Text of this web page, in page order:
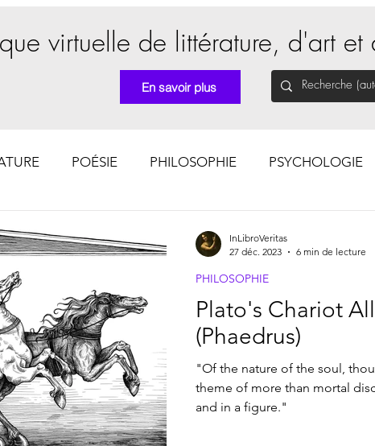
virtuelle de littérature, d'art et
En savoir plus
POÉSIE PHILOSOPHIE PSYCHOLOGIE
Plato's Chariot
(Phaedrus)
"Of the nature of the soul,
theme of more than mortal
and in a figure."
PHILOSOPHIE
InLibroVeritas
27 déc. 2023
6 min de lecture